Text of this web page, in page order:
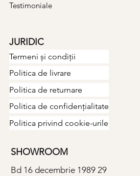
Testimoniale
Termeni și condiții
JURIDIC
Politica de livrare
Politica de returnare
Politica de confidențialitate
Politica privind cookie-urile
SHOWROOM
Bd 16 decembrie 1989 29